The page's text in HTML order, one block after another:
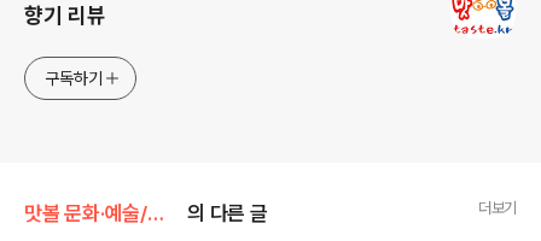
향기 리뷰
구독하기
맛볼 문화·예술/맛볼 책 의 다른 글 더보기